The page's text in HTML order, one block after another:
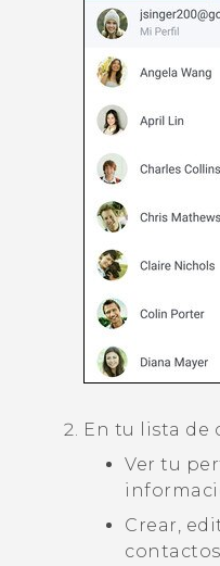
En tu lista de
Ver tu
Crear,
contactos.